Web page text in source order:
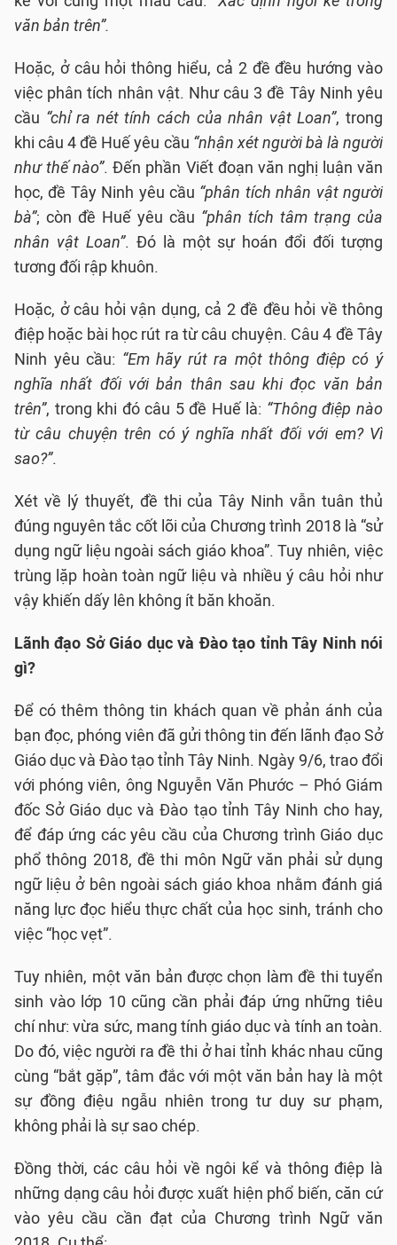
văn bản trên”.
Hoặc, ở câu hỏi thông hiểu, cả 2 đề đều hướng vào
việc phân tích nhân vật. Như câu 3 đề Tây Ninh yêu
cầu “chỉ ra nét tính cách của nhân vật Loan”, trong
khi câu 4 đề Huế yêu cầu “nhận xét người bà là người
như thế nào”. Đến phần Viết đoạn văn nghị luận văn
học, đề Tây Ninh yêu cầu “phân tích nhân vật người
bà”; còn đề Huế yêu cầu “phân tích tâm trạng của
nhân vật Loan”. Đó là một sự hoán đổi đối tượng
tương đối rập khuôn.
Hoặc, ở câu hỏi vận dụng, cả 2 đề đều hỏi về thông
điệp hoặc bài học rút ra từ câu chuyện. Câu 4 đề Tây
Ninh yêu cầu: “Em hãy rút ra một thông điệp có ý
nghĩa nhất đối với bản thân sau khi đọc văn bản
trên”, trong khi đó câu 5 đề Huế là: “Thông điệp nào
từ câu chuyện trên có ý nghĩa nhất đối với em? Vì
sao?”.
Xét về lý thuyết, đề thi của Tây Ninh vẫn tuân thủ
đúng nguyên tắc cốt lõi của Chương trình 2018 là “sử
dụng ngữ liệu ngoài sách giáo khoa”. Tuy nhiên, việc
trùng lặp hoàn toàn ngữ liệu và nhiều ý câu hỏi như
vậy khiến dấy lên không ít băn khoăn.
Lãnh đạo Sở Giáo dục và Đào tạo tỉnh Tây Ninh nói
gì?
Để có thêm thông tin khách quan về phản ánh của
bạn đọc, phóng viên đã gửi thông tin đến lãnh đạo Sở
Giáo dục và Đào tạo tỉnh Tây Ninh. Ngày 9/6, trao đổi
với phóng viên, ông Nguyễn Văn Phước – Phó Giám
đốc Sở Giáo dục và Đào tạo tỉnh Tây Ninh cho hay,
để đáp ứng các yêu cầu của Chương trình Giáo dục
phổ thông 2018, đề thi môn Ngữ văn phải sử dụng
ngữ liệu ở bên ngoài sách giáo khoa nhằm đánh giá
năng lực đọc hiểu thực chất của học sinh, tránh cho
việc “học vẹt”.
Tuy nhiên, một văn bản được chọn làm đề thi tuyển
sinh vào lớp 10 cũng cần phải đáp ứng những tiêu
chí như: vừa sức, mang tính giáo dục và tính an toàn.
Do đó, việc người ra đề thi ở hai tỉnh khác nhau cũng
cùng “bắt gặp”, tâm đắc với một văn bản hay là một
sự đồng điệu ngẫu nhiên trong tư duy sư phạm,
không phải là sự sao chép.
Đồng thời, các câu hỏi về ngôi kể và thông điệp là
những dạng câu hỏi được xuất hiện phổ biến, căn cứ
vào yêu cầu cần đạt của Chương trình Ngữ văn